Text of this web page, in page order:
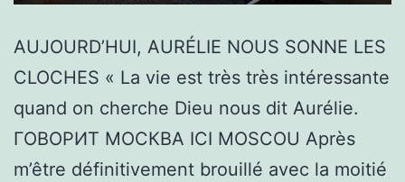
AUJOURD’HUI, AURÉLIE NOUS SONNE LES
CLOCHES « La vie est très très intéressante
quand on cherche Dieu nous dit Aurélie.
ГОВОРИТ МОСКВА ICI MOSCOU Après
m’être définitivement brouillé avec la moitié